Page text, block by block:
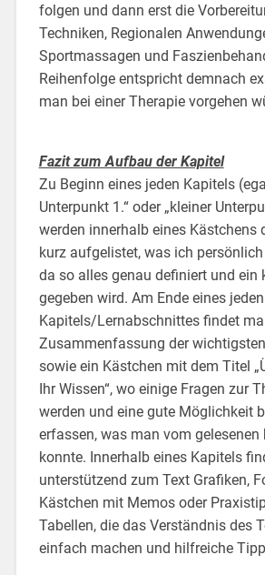
folgen und dann erst die
Techniken, Regionalen
Sportmassagen und
Reihenfolge entspricht demnach
man bei einer Therapie vorgehen
Fazit zum Aufbau der Kapitel
Zu Beginn eines jeden Kapitels
Unterpunkt 1.“ oder „kleiner
werden innerhalb eines Kästchens
kurz aufgelistet, was ich
da so alles genau definiert und ein
gegeben wird. Am Ende eines jeden
Kapitels/Lernabschnittes findet
Zusammenfassung der
sowie ein Kästchen mit dem Titel
Ihr Wissen“, wo einige Fragen zur
werden und eine gute Möglichkeit
erfassen, was man vom gelesenen
konnte. Innerhalb eines Kapitels
unterstützend zum Text Grafiken,
Kästchen mit Memos oder
Tabellen, die das Verständnis des
einfach machen und hilfreiche